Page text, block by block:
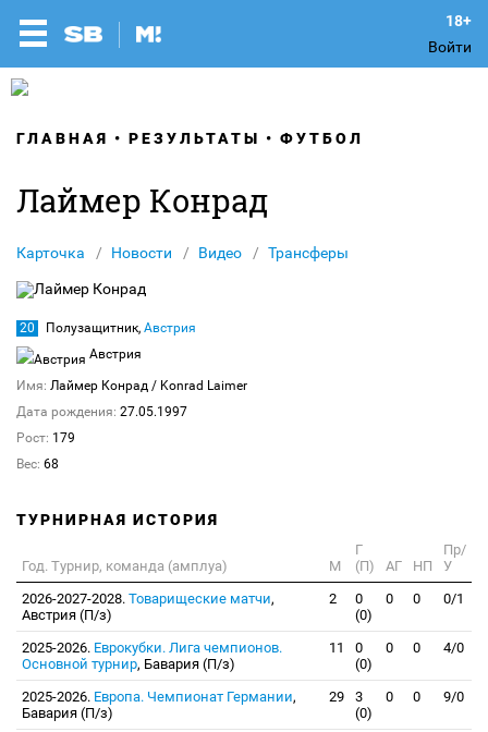
Войти
ГЛАВНАЯ РЕЗУЛЬТАТЫ ФУТБОЛ
Лаймер Конрад
Карточка Новости Видео Трансферы
20 Полузащитник, Австрия
Австрия
Имя: Лаймер Конрад / Konrad Laimer
Дата рождения: 27.05.1997
Рост: 179
Вес: 68
ТУРНИРНАЯ ИСТОРИЯ
Год. Турнир, команда (амплуа) М
Г
(П)
АГ НП
Пр/
У
2026-2027-2028. Товарищеские матчи,
Австрия (П/з)
2
0
(0)
0 0 0/1
2025-2026. Еврокубки. Лига чемпионов.
Основной турнир, Бавария (П/з)
11
0
(0)
0 0 4/0
2025-2026. Европа. Чемпионат Германии,
Бавария (П/з)
29
3
(0)
0 0 9/0